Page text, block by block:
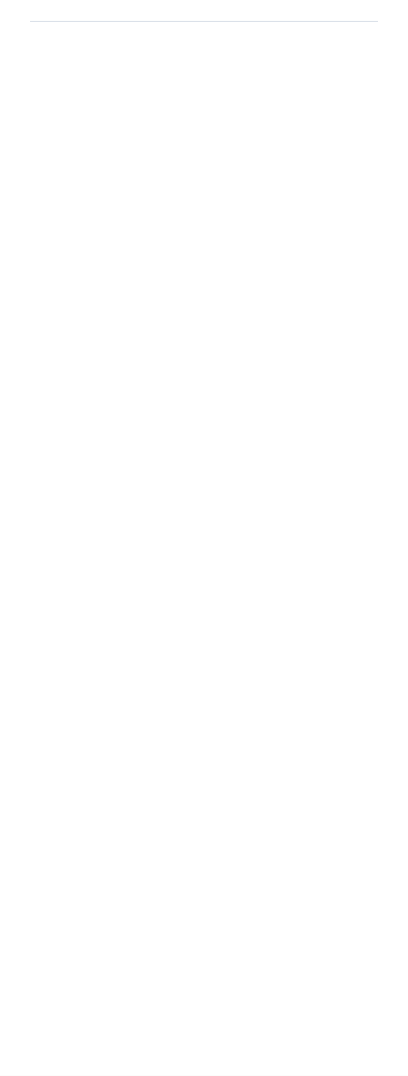
року